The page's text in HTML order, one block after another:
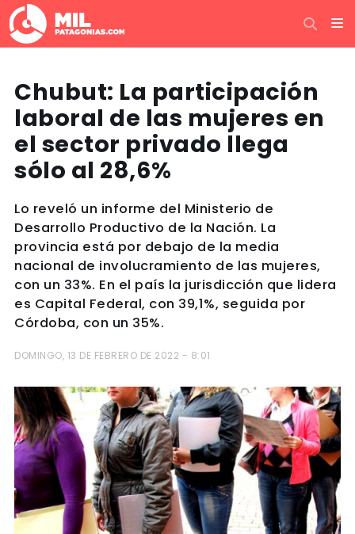
Chubut: La participación
laboral de las mujeres en
el sector privado llega
sólo al 28,6%
Lo reveló un informe del Ministerio de
Desarrollo Productivo de la Nación. La
provincia está por debajo de la media
nacional de involucramiento de las mujeres,
con un 33%. En el país la jurisdicción que lidera
es Capital Federal, con 39,1%, seguida por
Córdoba, con un 35%.
DOMINGO, 13 DE FEBRERO DE 2022 - 8:01